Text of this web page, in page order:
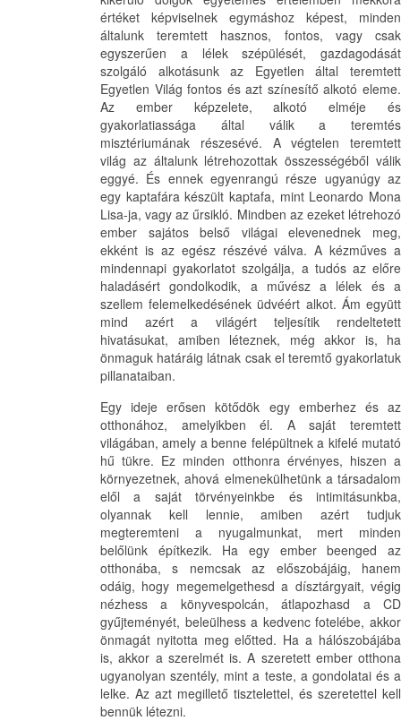
értéket képviselnek egymáshoz képest, minden
általunk teremtett hasznos, fontos, vagy csak
egyszerűen a lélek szépülését, gazdagodását
szolgáló alkotásunk az Egyetlen által teremtett
Egyetlen Világ fontos és azt színesítő alkotó eleme.
Az ember képzelete, alkotó elméje és
gyakorlatiassága által válik a teremtés
misztériumának részesévé. A végtelen teremtett
világ az általunk létrehozottak összességéből válik
eggyé. És ennek egyenrangú része ugyanúgy az
egy kaptafára készült kaptafa, mint Leonardo Mona
Lisa-ja, vagy az űrsikló. Mindben az ezeket létrehozó
ember sajátos belső világai elevenednek meg,
ekként is az egész részévé válva. A kézműves a
mindennapi gyakorlatot szolgálja, a tudós az előre
haladásért gondolkodik, a művész a lélek és a
szellem felemelkedésének üdvéért alkot. Ám együtt
mind azért a világért teljesítik rendeltetett
hivatásukat, amiben léteznek, még akkor is, ha
önmaguk határáig látnak csak el teremtő gyakorlatuk
pillanataiban.
Egy ideje erősen kötődök egy emberhez és az
otthonához, amelyikben él. A saját teremtett
világában, amely a benne felépültnek a kifelé mutató
hű tükre. Ez minden otthonra érvényes, hiszen a
környezetnek, ahová elmenekülhetünk a társadalom
elől a saját törvényeinkbe és intimitásunkba,
olyannak kell lennie, amiben azért tudjuk
megteremteni a nyugalmunkat, mert minden
belőlünk építkezik. Ha egy ember beenged az
otthonába, s nemcsak az előszobájáig, hanem
odáig, hogy megemelgethesd a dísztárgyait, végig
nézhess a könyvespolcán, átlapozhasd a CD
gyűjteményét, beleülhess a kedvenc fotelébe, akkor
önmagát nyitotta meg előtted. Ha a hálószobájába
is, akkor a szerelmét is. A szeretett ember otthona
ugyanolyan szentély, mint a teste, a gondolatai és a
lelke. Az azt megillető tisztelettel, és szeretettel kell
bennük létezni.